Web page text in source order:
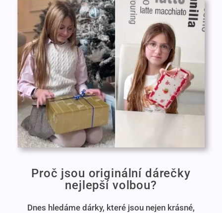
Proč jsou originální dárečky
nejlepší volbou?
Dnes hledáme dárky, které jsou nejen krásné,